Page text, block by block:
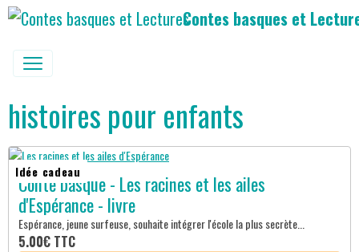
Contes basques et
histoires pour enfants
Idée cadeau
Conte basque - Les racines et les ailes
d'Espérance - livre
Espérance, jeune surfeuse, souhaite intégrer l'école la plus secrète...
5.00€ TTC